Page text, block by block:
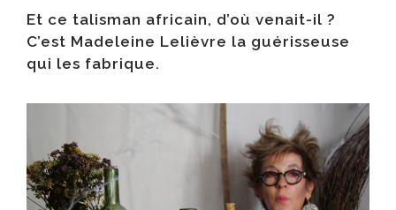
Et ce talisman africain, d’où venait-il ?​
C’est Madeleine Lelièvre la guérisseuse
qui les fabrique.